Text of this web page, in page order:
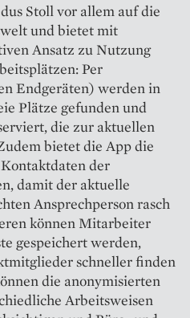
Stoll vor allem auf die
und bietet mit
Ansatz zu Nutzung
Per
Endgeräten) werden in
Plätze gefunden und
die zur aktuellen
bietet die App die
der
damit der aktuelle
Ansprechperson rasch
können Mitarbeiter
gespeichert werden,
schneller finden
die anonymisierten
Arbeitsweisen